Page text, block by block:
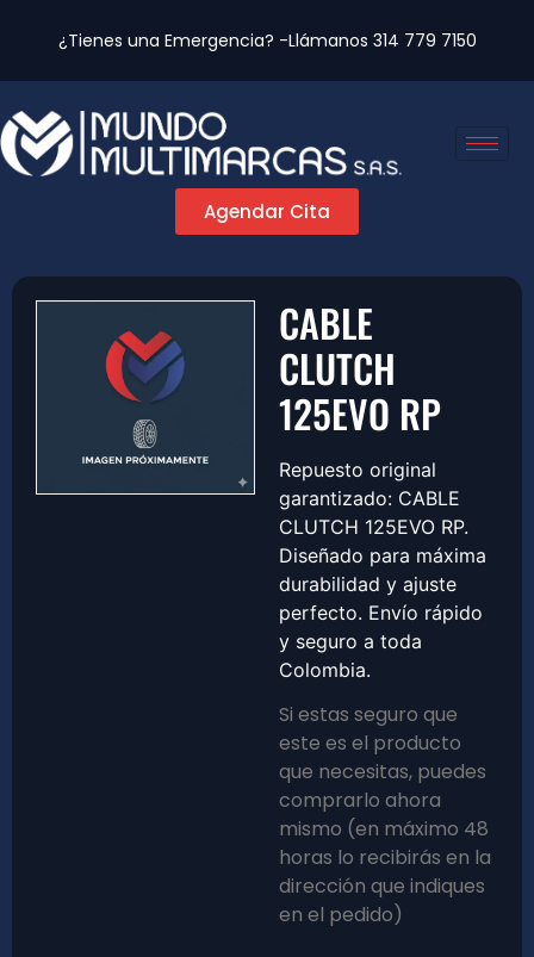
¿Tienes una Emergencia? -Llámanos 314 779 7150
Agendar Cita
CABLE
CLUTCH
125EVO RP
Repuesto original
garantizado: CABLE
CLUTCH 125EVO RP.
Diseñado para máxima
durabilidad y ajuste
perfecto. Envío rápido
y seguro a toda
Colombia.
Si estas seguro que
este es el producto
que necesitas, puedes
comprarlo ahora
mismo (en máximo 48
horas lo recibirás en la
dirección que indiques
en el pedido)